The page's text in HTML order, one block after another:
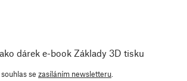
dárek e-book Základy 3D tisku
se zasíláním newsletteru